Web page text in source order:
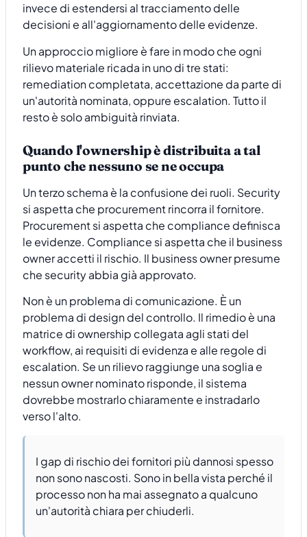
invece di estendersi al tracciamento delle
decisioni e all'aggiornamento delle evidenze.
Un approccio migliore è fare in modo che ogni
rilievo materiale ricada in uno di tre stati:
remediation completata, accettazione da parte di
un'autorità nominata, oppure escalation. Tutto il
resto è solo ambiguità rinviata.
Quando l'ownership è distribuita a tal
punto che nessuno se ne occupa
Un terzo schema è la confusione dei ruoli. Security
si aspetta che procurement rincorra il fornitore.
Procurement si aspetta che compliance definisca
le evidenze. Compliance si aspetta che il business
owner accetti il rischio. Il business owner presume
che security abbia già approvato.
Non è un problema di comunicazione. È un
problema di design del controllo. Il rimedio è una
matrice di ownership collegata agli stati del
workflow, ai requisiti di evidenza e alle regole di
escalation. Se un rilievo raggiunge una soglia e
nessun owner nominato risponde, il sistema
dovrebbe mostrarlo chiaramente e instradarlo
verso l'alto.
I gap di rischio dei fornitori più dannosi spesso
non sono nascosti. Sono in bella vista perché il
processo non ha mai assegnato a qualcuno
un'autorità chiara per chiuderli.